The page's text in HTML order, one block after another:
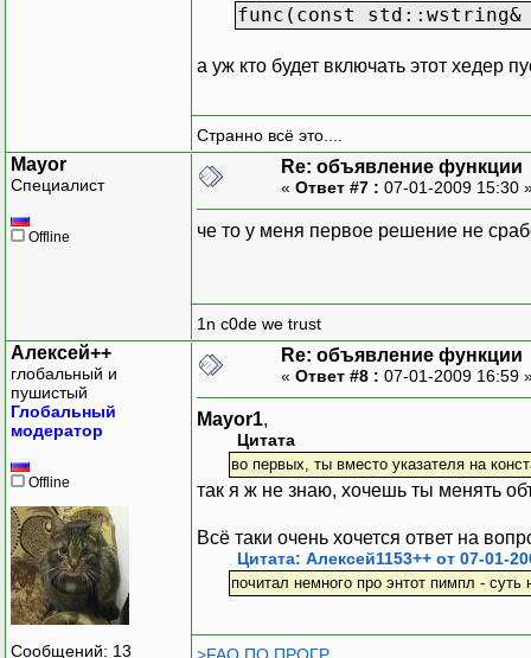
func(const
а уж кто будет включать этот хедер
Странно всё это....
Mayor
Специалист
Offline
Re: объявление функции
« Ответ #7 : 07-01-2009 15:30
че то у меня первое решение не
1n c0de we trust
Алексей++
глобальный и
пушистый
Глобальный
модератор
Offline
Сообщений: 13
Re: объявление функции
« Ответ #8 : 07-01-2009 16:59
Mayor1,
Цитата
во первых, ты вместо указателя на
так я ж не знаю, хочешь ты менять
Всё таки очень хочется ответ на
Цитата: Алексей1153++ от 07-01-
почитал немного про энтот пимпл -